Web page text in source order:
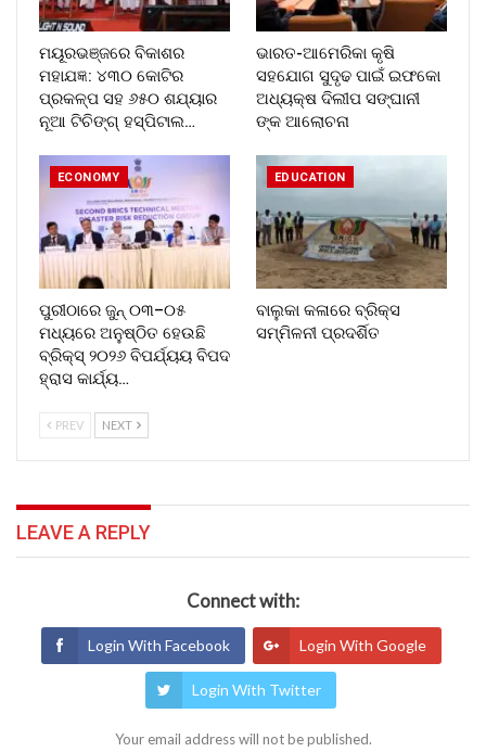
ମୟୂରଭଞ୍ଜରେ ବିକାଶର
ମହାଯଜ୍ଞ: ୪୩୦ କୋଟିର
ପ୍ରକଳ୍ପ ସହ ୬୫୦ ଶଯ୍ୟାର
ନୂଆ ଟିଚିଙ୍ଗ୍ ହସ୍ପିଟାଲ…
ଭାରତ-ଆମେରିକା କୃଷି
ସହଯୋଗ ସୁଦୃଢ ପାଇଁ ଇଫକୋ
ଅଧ୍ୟକ୍ଷ ଦିଲୀପ ସଙ୍ଘାନୀ
ଙ୍କ ଆଲୋଚନା
ECONOMY
ପୁରୀଠାରେ ଜୁନ୍ ୦୩–୦୫
ମଧ୍ୟରେ ଅନୁଷ୍ଠିତ ହେଉଛି
ବ୍ରିକ୍ସ୍ ୨୦୨୬ ବିପର୍ଯ୍ୟୟ ବିପଦ
ହ୍ରାସ କାର୍ଯ୍ୟ…
EDUCATION
ବାଲୁକା କଳାରେ ବ୍ରିକ୍ସ
ସମ୍ମିଳନୀ ପ୍ରଦର୍ଶିତ
PREV NEXT
LEAVE A REPLY
Connect with:
Login With Facebook Login With Google
Login With Twitter
Your email address will not be published.